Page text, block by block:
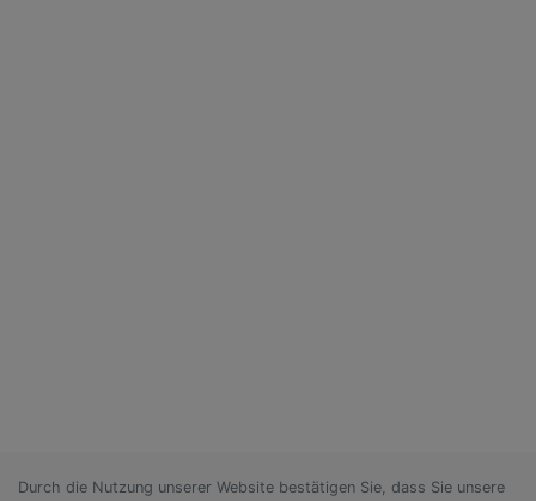
Durch die Nutzung unserer Website bestätigen Sie, dass Sie unsere